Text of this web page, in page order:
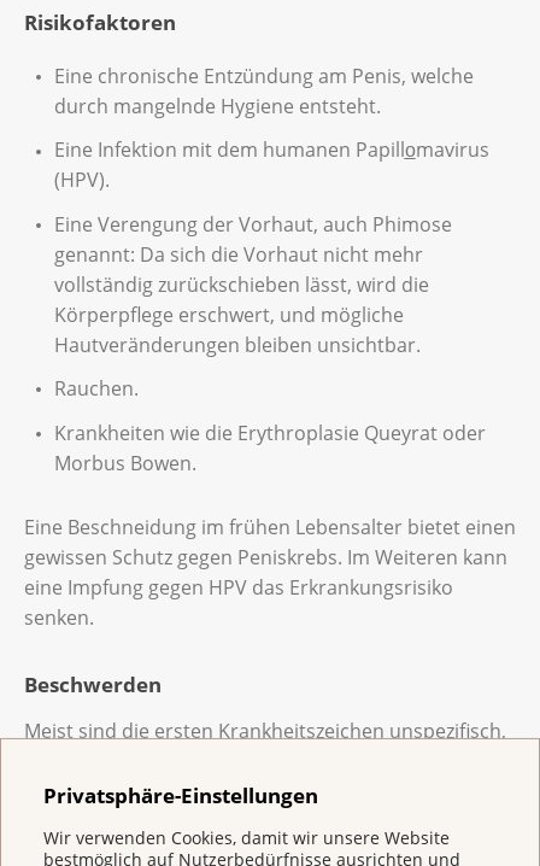
Privatsphäre-Einstellungen
Wir verwenden Cookies, damit wir unsere Website
bestmöglich auf Nutzerbedürfnisse ausrichten und
Risikofaktoren
Eine chronische Entzündung am Penis, welche
durch mangelnde Hygiene entsteht.
Eine Infektion mit dem humanen Papillo̲mavirus
(HPV).
Eine Verengung der Vorhaut, auch Phimose
genannt: Da sich die Vorhaut nicht mehr
vollständig zurückschieben lässt, wird die
Körperpflege erschwert, und mögliche
Hautveränderungen bleiben unsichtbar.
Rauchen.
Krankheiten wie die Erythroplasie Queyrat oder
Morbus Bowen.
Eine Beschneidung im frühen Lebensalter bietet einen
gewissen Schutz gegen Peniskrebs. Im Weiteren kann
eine Impfung gegen HPV das Erkrankungsrisiko
senken.
Beschwerden
Meist sind die ersten Krankheitszeichen unspezifisch,
Eichel oder Vorhaut. Oft verursacht Peniskrebs erst in
sind typisch: